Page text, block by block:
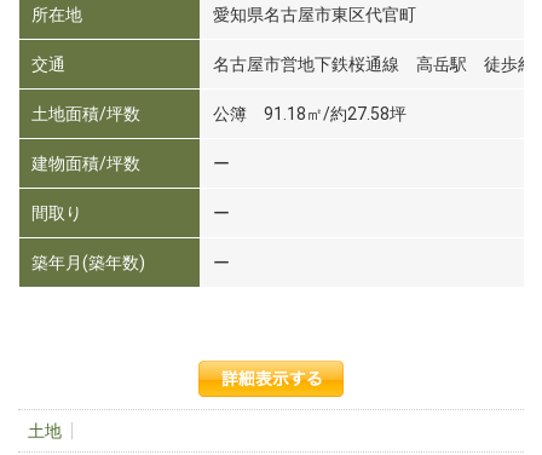
所在地 愛知県名古屋市東区代官町
交通 名古屋市営地下鉄桜通線 高岳駅 徒歩約
土地面積/坪数 公簿 91.18㎡/約27.58坪
建物面積/坪数 ー
間取り ー
築年月(築年数) ー
土地